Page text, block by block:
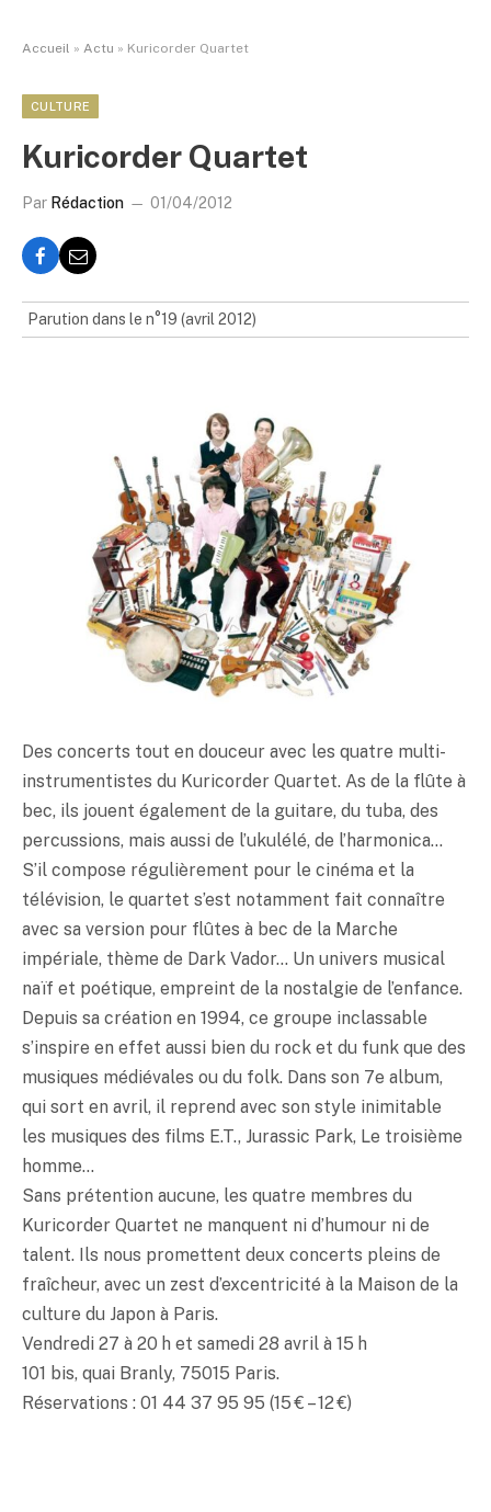
Accueil » Actu » Kuricorder Quartet
CULTURE
Kuricorder Quartet
Par Rédaction 01/04/2012
Parution dans le n°19 (avril 2012)
Des concerts tout en douceur avec les quatre multi-
instrumentistes du Kuricorder Quartet. As de la flûte à
bec, ils jouent également de la guitare, du tuba, des
percussions, mais aussi de l’ukulélé, de l’harmonica…
S’il compose régulièrement pour le cinéma et la
télévision, le quartet s’est notamment fait connaître
avec sa version pour flûtes à bec de la Marche
impériale, thème de Dark Vador… Un univers musical
naïf et poétique, empreint de la nostalgie de l’enfance.
Depuis sa création en 1994, ce groupe inclassable
s’inspire en effet aussi bien du rock et du funk que des
musiques médiévales ou du folk. Dans son 7e album,
qui sort en avril, il reprend avec son style inimitable
les musiques des films E.T., Jurassic Park, Le troisième
homme…
Sans prétention aucune, les quatre membres du
Kuricorder Quartet ne manquent ni d’humour ni de
talent. Ils nous promettent deux concerts pleins de
fraîcheur, avec un zest d’excentricité à la Maison de la
culture du Japon à Paris.
Vendredi 27 à 20 h et samedi 28 avril à 15 h
101 bis, quai Branly, 75015 Paris.
Réservations : 01 44 37 95 95 (15 € – 12 €)